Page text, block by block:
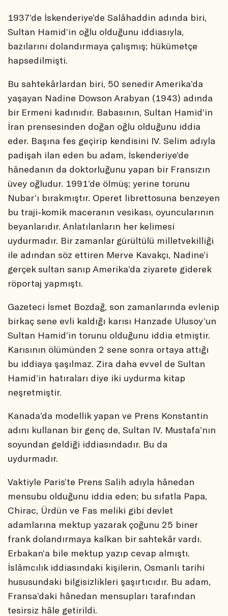
1937’de İskenderiye’de Salâhaddin adında biri,
Sultan Hamid’in oğlu olduğunu iddiasıyla,
bazılarını dolandırmaya çalışmış; hükümetçe
hapsedilmişti.
Bu sahtekârlardan biri, 50 senedir Amerika’da
yaşayan Nadine Dowson Arabyan (1943) adında
bir Ermeni kadınıdır. Babasının, Sultan Hamid’in
İran prensesinden doğan oğlu olduğunu iddia
eder. Başına fes geçirip kendisini IV. Selim adıyla
padişah ilan eden bu adam, İskenderiye’de
hânedanın da doktorluğunu yapan bir Fransızın
üvey oğludur. 1991’de ölmüş; yerine torunu
Nubar’ı bırakmıştır. Operet librettosuna benzeyen
bu traji-komik maceranın vesikası, oyuncularının
beyanlarıdır. Anlatılanların her kelimesi
uydurmadır. Bir zamanlar gürültülü milletvekilliği
ile adından söz ettiren Merve Kavakçı, Nadine’i
gerçek sultan sanıp Amerika’da ziyarete giderek
röportaj yapmıştı.
Gazeteci İsmet Bozdağ, son zamanlarında evlenip
birkaç sene evli kaldığı karısı Hanzade Ulusoy’un
Sultan Hamid’in torunu olduğunu iddia etmiştir.
Karısının ölümünden 2 sene sonra ortaya attığı
bu iddiaya şaşılmaz. Zira daha evvel de Sultan
Hamid’in hatıraları diye iki uydurma kitap
neşretmiştir.
Kanada’da modellik yapan ve Prens Konstantin
adını kullanan bir genç de, Sultan IV. Mustafa’nın
soyundan geldiği iddiasındadır. Bu da
uydurmadır.
Vaktiyle Paris’te Prens Salih adıyla hânedan
mensubu olduğunu iddia eden; bu sıfatla Papa,
Chirac, Ürdün ve Fas meliki gibi devlet
adamlarına mektup yazarak çoğunu 25 biner
frank dolandırmaya kalkan bir sahtekâr vardı.
Erbakan’a bile mektup yazıp cevap almıştı.
İslâmcılık iddiasındaki kişilerin, Osmanlı tarihi
hususundaki bilgisizlikleri şaşırtıcıdır. Bu adam,
Fransa’daki hânedan mensupları tarafından
tesirsiz hâle getirildi.